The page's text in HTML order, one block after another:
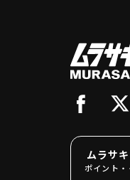
ムラサ
ポイント